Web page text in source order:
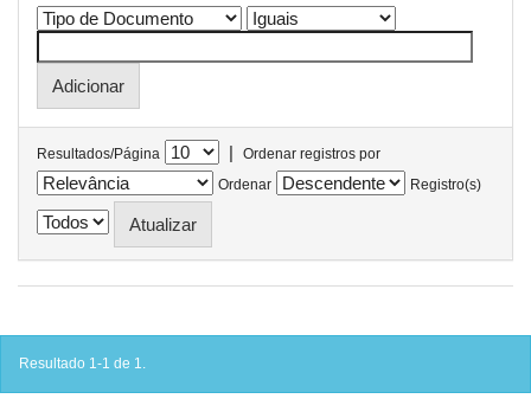
Resultados/Página |
Ordenar registros por
Ordenar
Registro(s)
Resultado 1-1 de 1.